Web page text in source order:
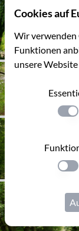
Cookies auf
Wir verwenden
Funktionen
unsere